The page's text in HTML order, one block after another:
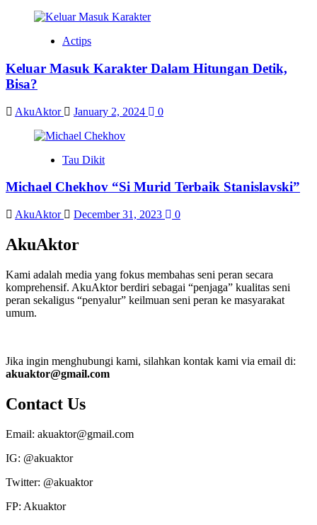
Actips
Keluar Masuk Karakter Dalam Hitungan Detik,
Bisa?
AkuAktor January 2, 2024 0
Tau Dikit
Michael Chekhov “Si Murid Terbaik Stanislavski”
AkuAktor December 31, 2023 0
AkuAktor
Kami adalah media yang fokus membahas seni peran secara
komprehensif. AkuAktor berdiri sebagai “penjaga” kualitas seni
peran sekaligus “penyalur” keilmuan seni peran ke masyarakat
umum.
Jika ingin menghubungi kami, silahkan kontak kami via email di:
akuaktor@gmail.com
Contact Us
Email: akuaktor@gmail.com
IG: @akuaktor
Twitter: @akuaktor
FP: Akuaktor